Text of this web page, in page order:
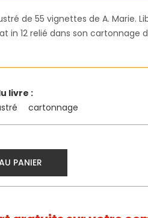
de 55 vignettes de A. Marie.
in 12 relié dans son cartonnage
livre :
cartonnage
PANIER